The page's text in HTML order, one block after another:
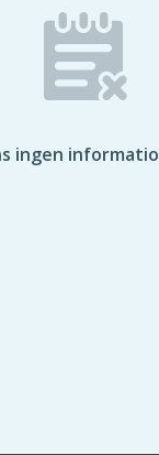
ingen